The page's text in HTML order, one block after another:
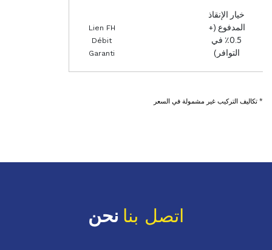
خيار الإنقاذ
المدفوع (+
0.5٪ في
التوافر)
Lien FH
Débit
Garanti
* تكاليف التركيب غير مشمولة في السعر
اتصل بنا نحن